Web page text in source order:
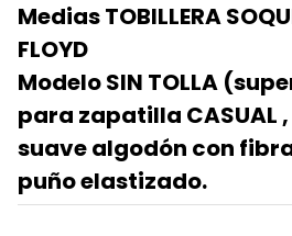
Medias TOBILLERA
FLOYD
Modelo SIN TOLLA
para zapatilla CASUAL
suave algodón con
puño elastizado.